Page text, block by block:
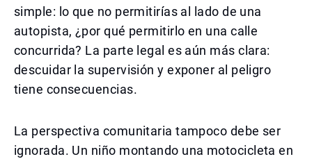
simple: lo que no permitirías al lado de una
autopista, ¿por qué permitirlo en una calle
concurrida? La parte legal es aún más clara:
descuidar la supervisión y exponer al peligro
tiene consecuencias.
La perspectiva comunitaria tampoco debe ser
ignorada. Un niño montando una motocicleta en